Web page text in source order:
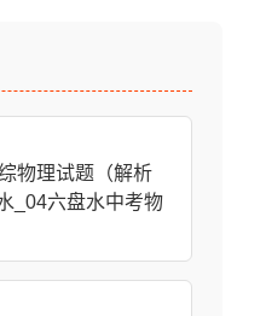
物理试题（解析
_04六盘水中考物